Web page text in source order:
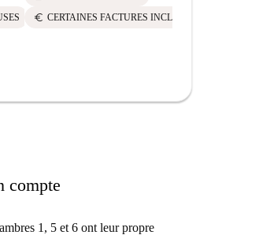
euro CERTAINES FACTURES INCLUSES
compte
1, 5 et 6 ont leur propre